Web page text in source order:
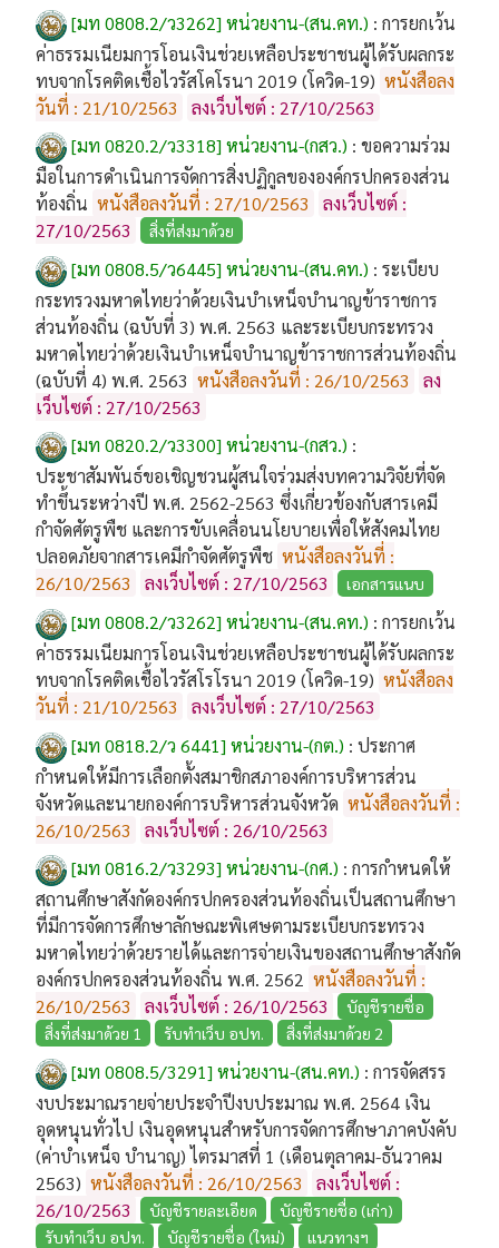
[มท 0808.2/ว3262] หน่วยงาน-(สน.คท.) : การยกเว้น
ค่าธรรมเนียมการโอนเงินช่วยเหลือประชาชนผู้ได้รับผลกระ
ทบจากโรคติดเชื้อไวรัสโคโรนา 2019 (โควิด-19) หนังสือลง
วันที่ : 21/10/2563
ลงเว็บไซต์ : 27/10/2563
[มท 0820.2/ว3318] หน่วยงาน-(กสว.) : ขอความร่วม
มือในการดำเนินการจัดการสิ่งปฏิกูลขององค์กรปกครองส่วน
ท้องถิ่น หนังสือลงวันที่ : 27/10/2563
ลงเว็บไซต์ :
27/10/2563
สิ่งที่ส่งมาด้วย
[มท 0808.5/ว6445] หน่วยงาน-(สน.คท.) : ระเบียบ
กระทรวงมหาดไทยว่าด้วยเงินบำเหน็จบำนาญข้าราชการ
ส่วนท้องถิ่น (ฉบับที่ 3) พ.ศ. 2563 และระเบียบกระทรวง
มหาดไทยว่าด้วยเงินบำเหน็จบำนาญข้าราชการส่วนท้องถิ่น
(ฉบับที่ 4) พ.ศ. 2563 หนังสือลงวันที่ : 26/10/2563
ลง
เว็บไซต์ : 27/10/2563
[มท 0820.2/ว3300] หน่วยงาน-(กสว.) :
ประชาสัมพันธ์ขอเชิญชวนผู้สนใจร่วมส่งบทความวิจัยที่จัด
ทำขึ้นระหว่างปี พ.ศ. 2562-2563 ซึ่งเกี่ยวข้องกับสารเคมี
กำจัดศัตรูพืช และการขับเคลื่อนนโยบายเพื่อให้สังคมไทย
ปลอดภัยจากสารเคมีกำจัดศัตรูพืช หนังสือลงวันที่ :
26/10/2563
ลงเว็บไซต์ : 27/10/2563 เอกสารแนบ
[มท 0808.2/ว3262] หน่วยงาน-(สน.คท.) : การยกเว้น
ค่าธรรมเนียมการโอนเงินช่วยเหลือประชาชนผู้ได้รับผลกระ
ทบจากโรคติดเชื้อไวรัสโรโรนา 2019 (โควิด-19) หนังสือลง
วันที่ : 21/10/2563
ลงเว็บไซต์ : 27/10/2563
[มท 0818.2/ว 6441] หน่วยงาน-(กต.) : ประกาศ
กำหนดให้มีการเลือกตั้งสมาชิกสภาองค์การบริหารส่วน
จังหวัดและนายกองค์การบริหารส่วนจังหวัด หนังสือลงวันที่ :
26/10/2563
ลงเว็บไซต์ : 26/10/2563
[มท 0816.2/ว3293] หน่วยงาน-(กศ.) : การกำหนดให้
สถานศึกษาสังกัดองค์กรปกครองส่วนท้องถิ่นเป็นสถานศึกษา
ที่มีการจัดการศึกษาลักษณะพิเศษตามระเบียบกระทรวง
มหาดไทยว่าด้วยรายได้และการจ่ายเงินของสถานศึกษาสังกัด
องค์กรปกครองส่วนท้องถิ่น พ.ศ. 2562 หนังสือลงวันที่ :
26/10/2563
ลงเว็บไซต์ : 26/10/2563
บัญชีรายชื่อ
สิ่งที่ส่งมาด้วย 1
รับทำเว็บ อปท. สิ่งที่ส่งมาด้วย 2
[มท 0808.5/3291] หน่วยงาน-(สน.คท.) : การจัดสรร
งบประมาณรายจ่ายประจำปีงบประมาณ พ.ศ. 2564 เงิน
อุดหนุนทั่วไป เงินอุดหนุนสำหรับการจัดการศึกษาภาคบังคับ
(ค่าบำเหน็จ บำนาญ) ไตรมาสที่ 1 (เดือนตุลาคม-ธันวาคม
2563) หนังสือลงวันที่ : 26/10/2563
ลงเว็บไซต์ :
26/10/2563
บัญชีรายละเอียด
บัญชีรายชื่อ (เก่า)
รับทำเว็บ อปท.
บัญชีรายชื่อ (ใหม่) แนวทางฯ